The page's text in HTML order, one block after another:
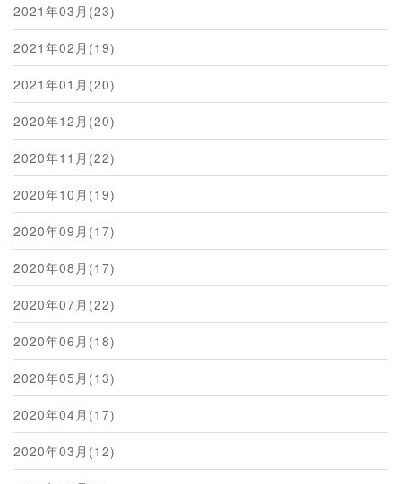
2021年03月(23)
2021年02月(19)
2021年01月(20)
2020年12月(20)
2020年11月(22)
2020年10月(19)
2020年09月(17)
2020年08月(17)
2020年07月(22)
2020年06月(18)
2020年05月(13)
2020年04月(17)
2020年03月(12)